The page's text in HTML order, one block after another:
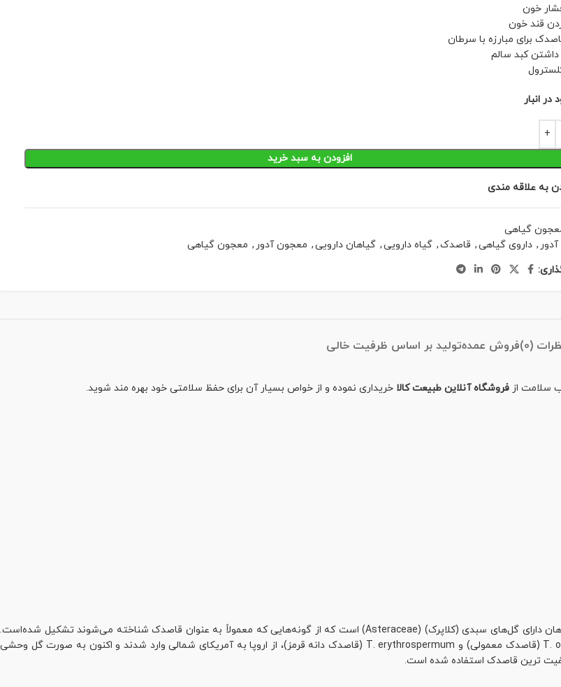
خون
قند خون
برای مبارزه با سرطان
کبد سالم
در انبار
افزودن به سبد خرید
به علاقه مندی
گیاهی
آدور , داروی گیاهی, قاصدک, گیاه دارویی, گیاهان دارویی, معجون آدور , معجون گیاهی
(0) فروش عمدهتولید بر اساس ظرفیت خالی
فروشگاه آنلاین طبیعت کالا خریداری نموده و از خواص بسیار آن برای حفظ سلامتی خود بهره مند شوید.
گل قاصدک (سرده) (نام علمی: Taraxacum) یک جنس بزرگ از گیاهان گلدار در خانواده گیاهان دارای گل‌های سبدی (کلاپرک) (Asteraceae) است که از گونه‌هایی که معمولاً به عنوان قاصدک شناخته می‌شوند تشکیل شده‌است.
این جنس بومی اوراسیا و آمریکای شمالی است، اما دو گونه رایج در سراسر جهان، T. officinale (قاصدک معمولی) و T. erythrospermum (قاصدک دانه قرمز)، از اروپا به آمریکای شمالی وارد شدند و اکنون به صورت گل وحشی
ترین قاصدک استفاده شده است.